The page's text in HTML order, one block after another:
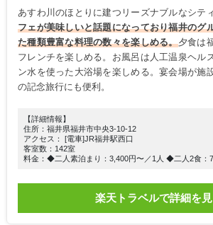
あすわ川のほとりに建つリーズナブルなシテ
フェが美味しいと話題になっており福井のグ
た種類豊富な料理の数々を楽しめる。夕食は
フレンチを楽しめる。お風呂は人工温泉ヘル
ン水を使った大浴場を楽しめる。宴会場が施
の記念旅行にも便利。
【詳細情報】
住所：福井県福井市中央3-10-12
アクセス： [電車]JR福井駅西口
客室数：142室
料金：◆二人素泊まり：3,400円〜／1人 ◆二人2食：
楽天トラベルで詳細を